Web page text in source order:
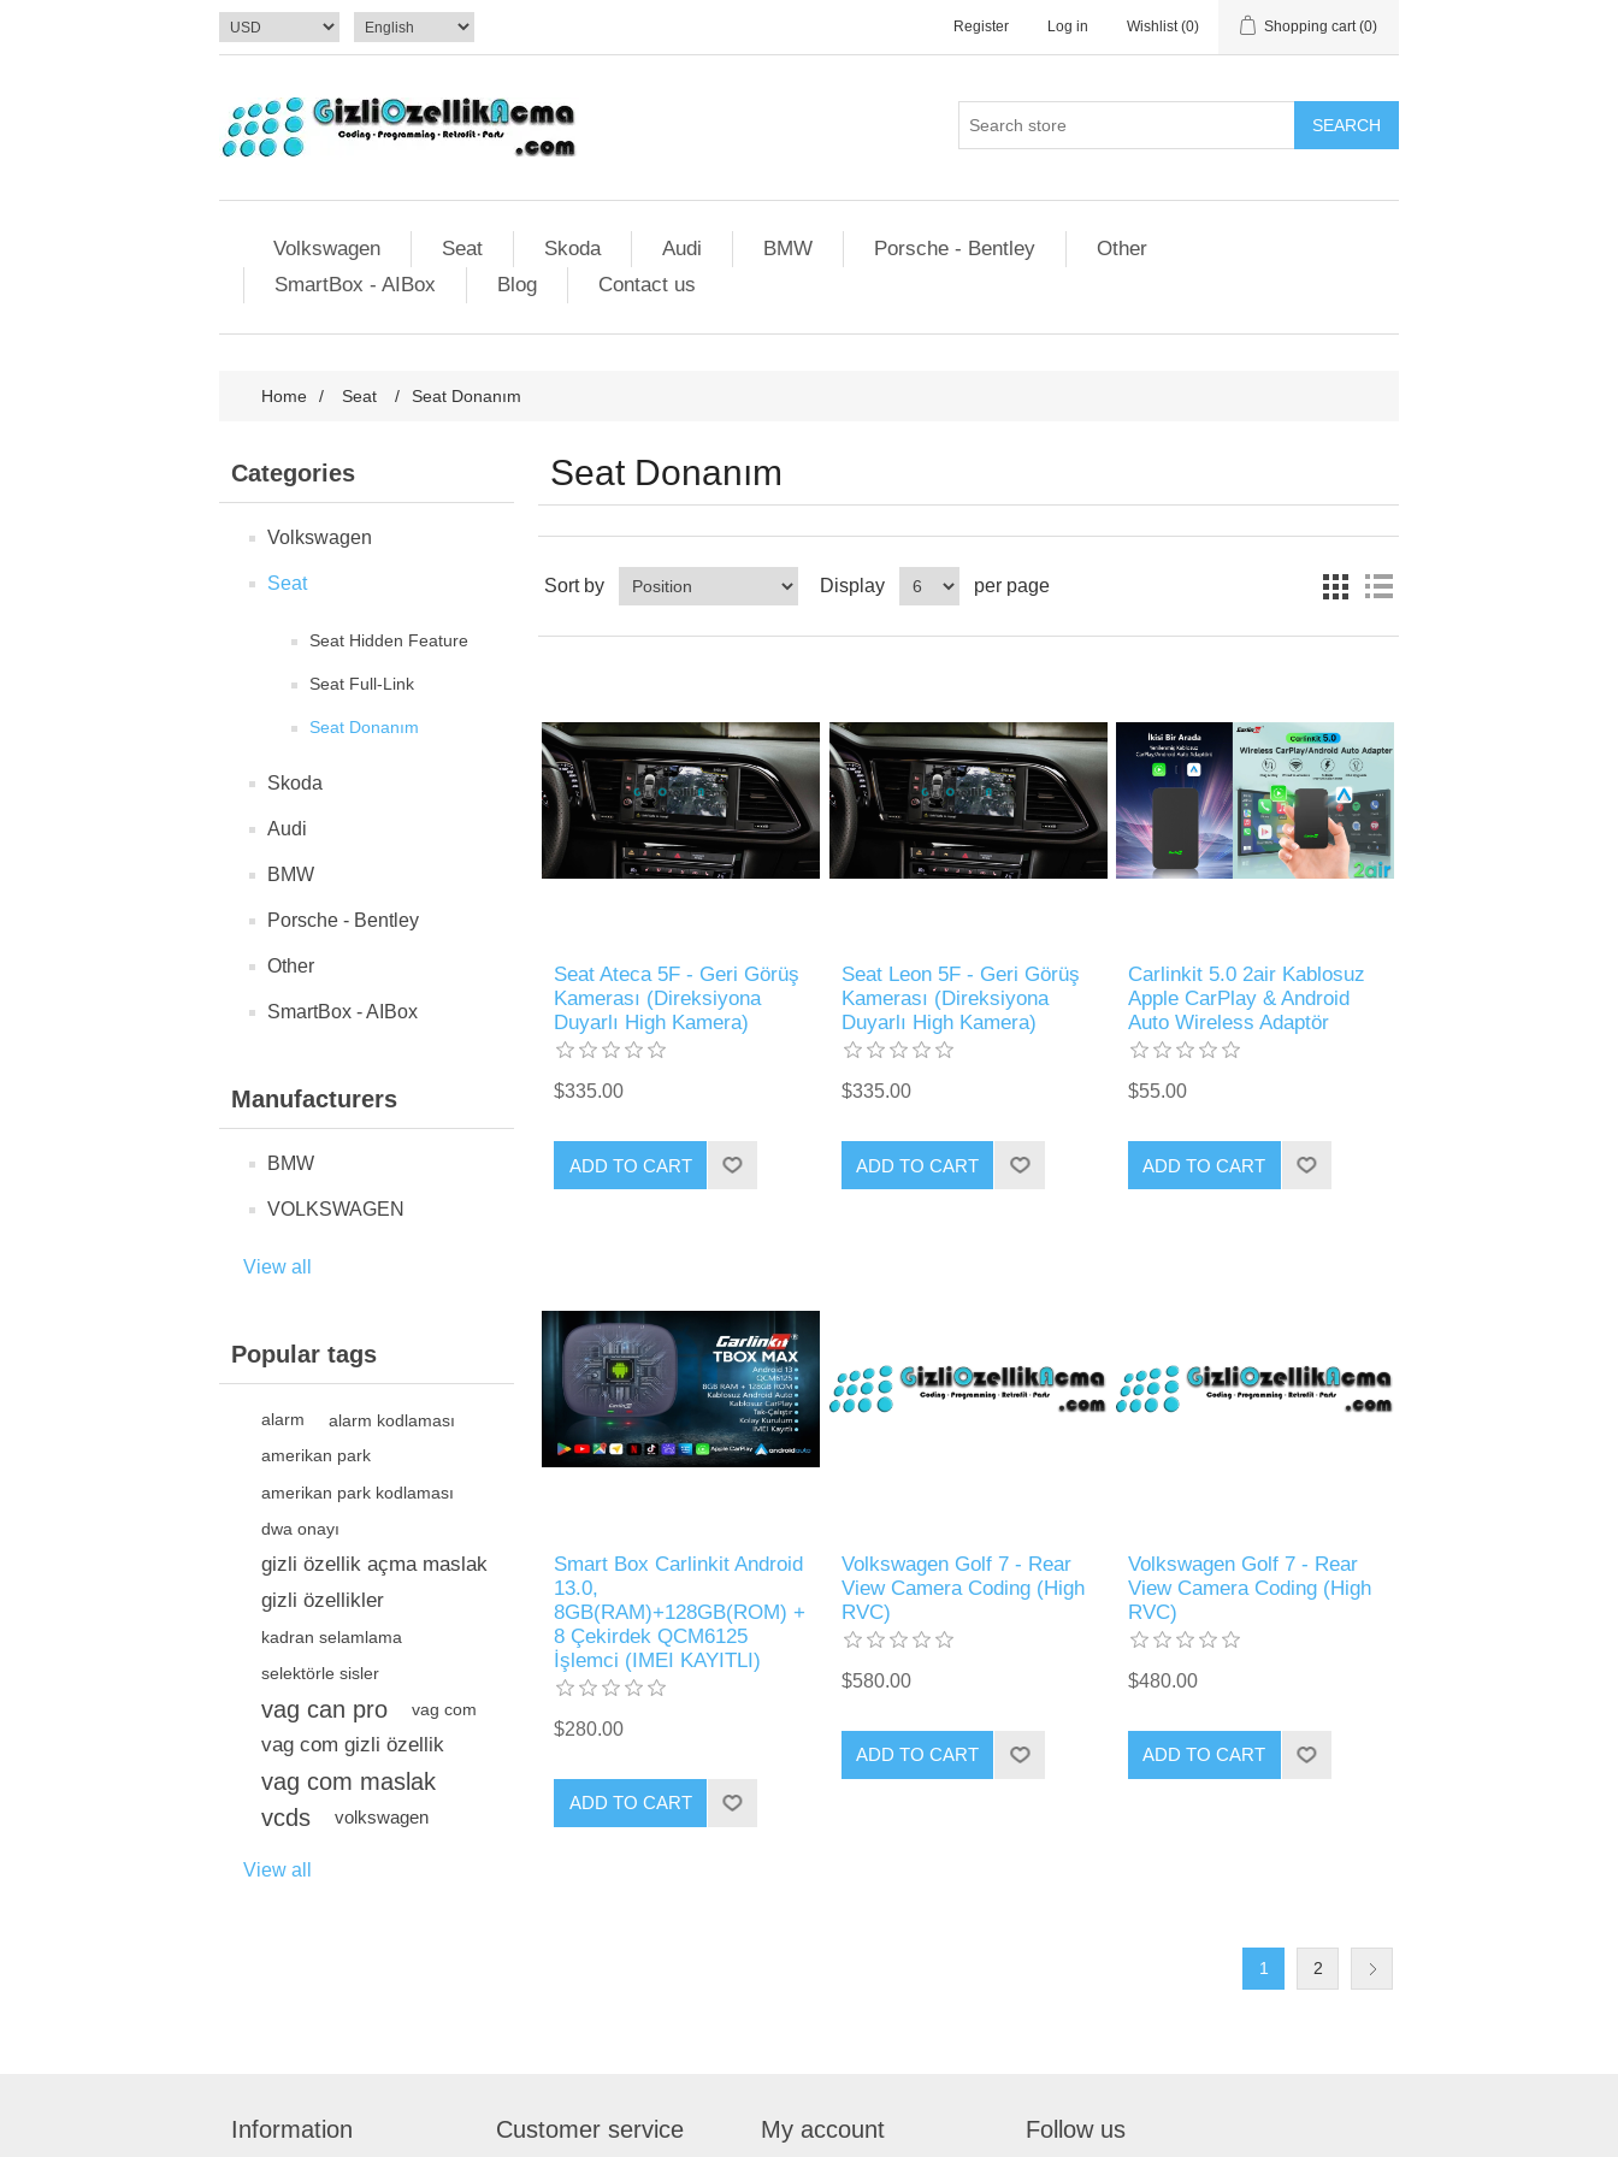
Register Log in Wishlist (0) Shopping cart (0)
SEARCH
Volkswagen Seat Skoda Audi BMW Porsche - Bentley
Other
SmartBox - AIBox
Blog Contact us
Home / Seat / Seat Donanım
Categories
Volkswagen
Seat
Seat Hidden Feature
Seat Full-Link
Seat Donanım
Skoda
Audi
BMW
Porsche - Bentley
Other
SmartBox - AIBox
Manufacturers
BMW
VOLKSWAGEN
View all
Popular tags
alarm alarm kodlaması
amerikan park
amerikan park kodlaması
dwa onayı
gizli özellik açma maslak
gizli özellikler
kadran selamlama
selektörle sisler
vag can pro vag com
vag com gizli özellik
vag com maslak
vcds
volkswagen
View all
Seat Donanım
Sort by Display per page
Seat Ateca 5F - Geri Görüş
Kamerası (Direksiyona
Duyarlı High Kamera)
$335.00
ADD TO CART
Seat Leon 5F - Geri Görüş
Kamerası (Direksiyona
Duyarlı High Kamera)
$335.00
ADD TO CART
Carlinkit 5.0 2air Kablosuz
Apple CarPlay & Android
Auto Wireless Adaptör
$55.00
ADD TO CART
Smart Box Carlinkit Android
13.0,
8GB(RAM)+128GB(ROM) +
8 Çekirdek QCM6125
İşlemci (IMEI KAYITLI)
$280.00
ADD TO CART
Volkswagen Golf 7 - Rear
View Camera Coding (High
RVC)
$580.00
ADD TO CART
Volkswagen Golf 7 - Rear
View Camera Coding (High
RVC)
$480.00
ADD TO CART
1 2
Information Customer service My account Follow us